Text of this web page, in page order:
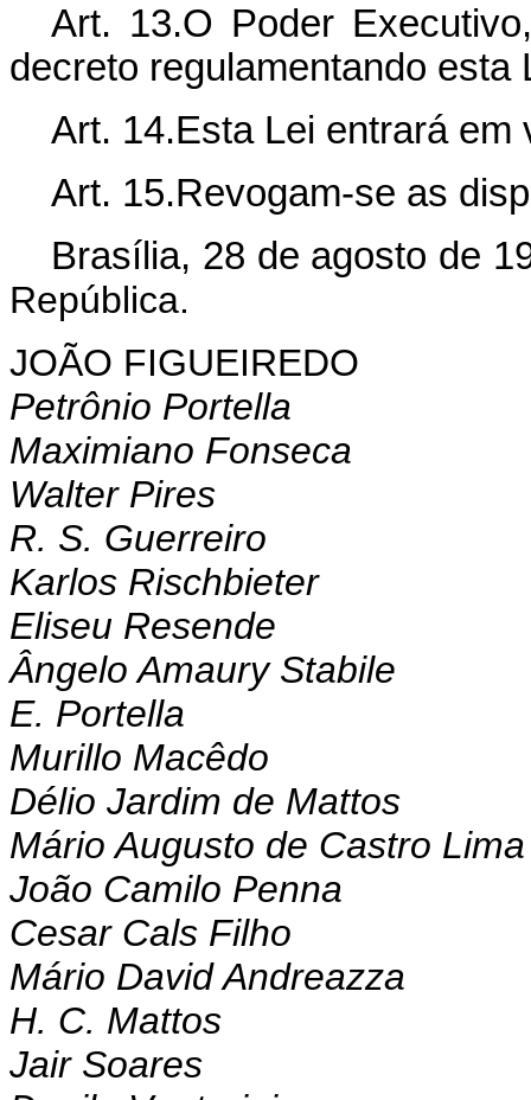
Art. 13.O Poder
decreto regulamentando esta
Art. 14.Esta Lei entrará
Art. 15.Revogam-se as
Brasília, 28 de agosto de
República.
JOÃO FIGUEIREDO
Petrônio Portella
Maximiano Fonseca
Walter Pires
R. S. Guerreiro
Karlos Rischbieter
Eliseu Resende
Ângelo Amaury Stabile
E. Portella
Murillo Macêdo
Délio Jardim de Mattos
Mário Augusto de Castro Lima
João Camilo Penna
Cesar Cals Filho
Mário David Andreazza
H. C. Mattos
Jair Soares